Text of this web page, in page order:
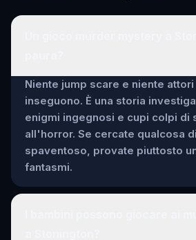
Niente jump scare e niente
inseguono. È una storia
enigmi ingegnosi e cupi colpi di
all'horror. Se cercate qualcosa
spaventoso, provate piuttosto
fantasmi.